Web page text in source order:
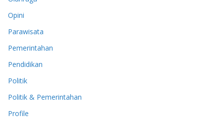
Opini
Parawisata
Pemerintahan
Pendidikan
Politik
Politik & Pemerintahan
Profile